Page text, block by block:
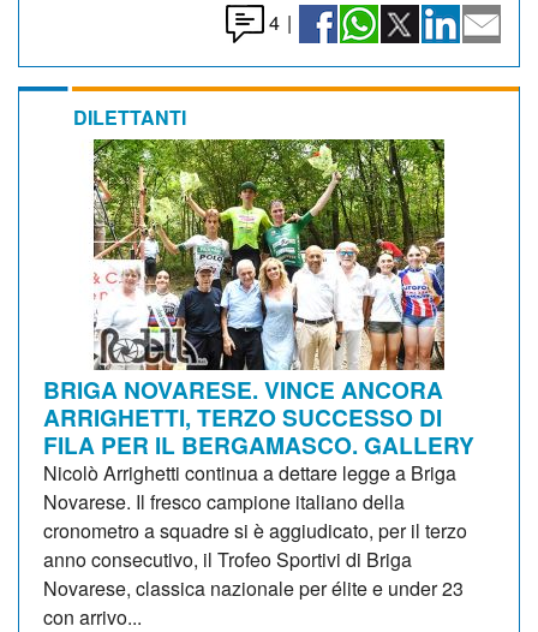
4 |
DILETTANTI
BRIGA NOVARESE. VINCE ANCORA
ARRIGHETTI, TERZO SUCCESSO DI
FILA PER IL BERGAMASCO. GALLERY
Nicolò Arrighetti continua a dettare legge a Briga
Novarese. Il fresco campione italiano della
cronometro a squadre si è aggiudicato, per il terzo
anno consecutivo, il Trofeo Sportivi di Briga
Novarese, classica nazionale per élite e under 23
con arrivo...